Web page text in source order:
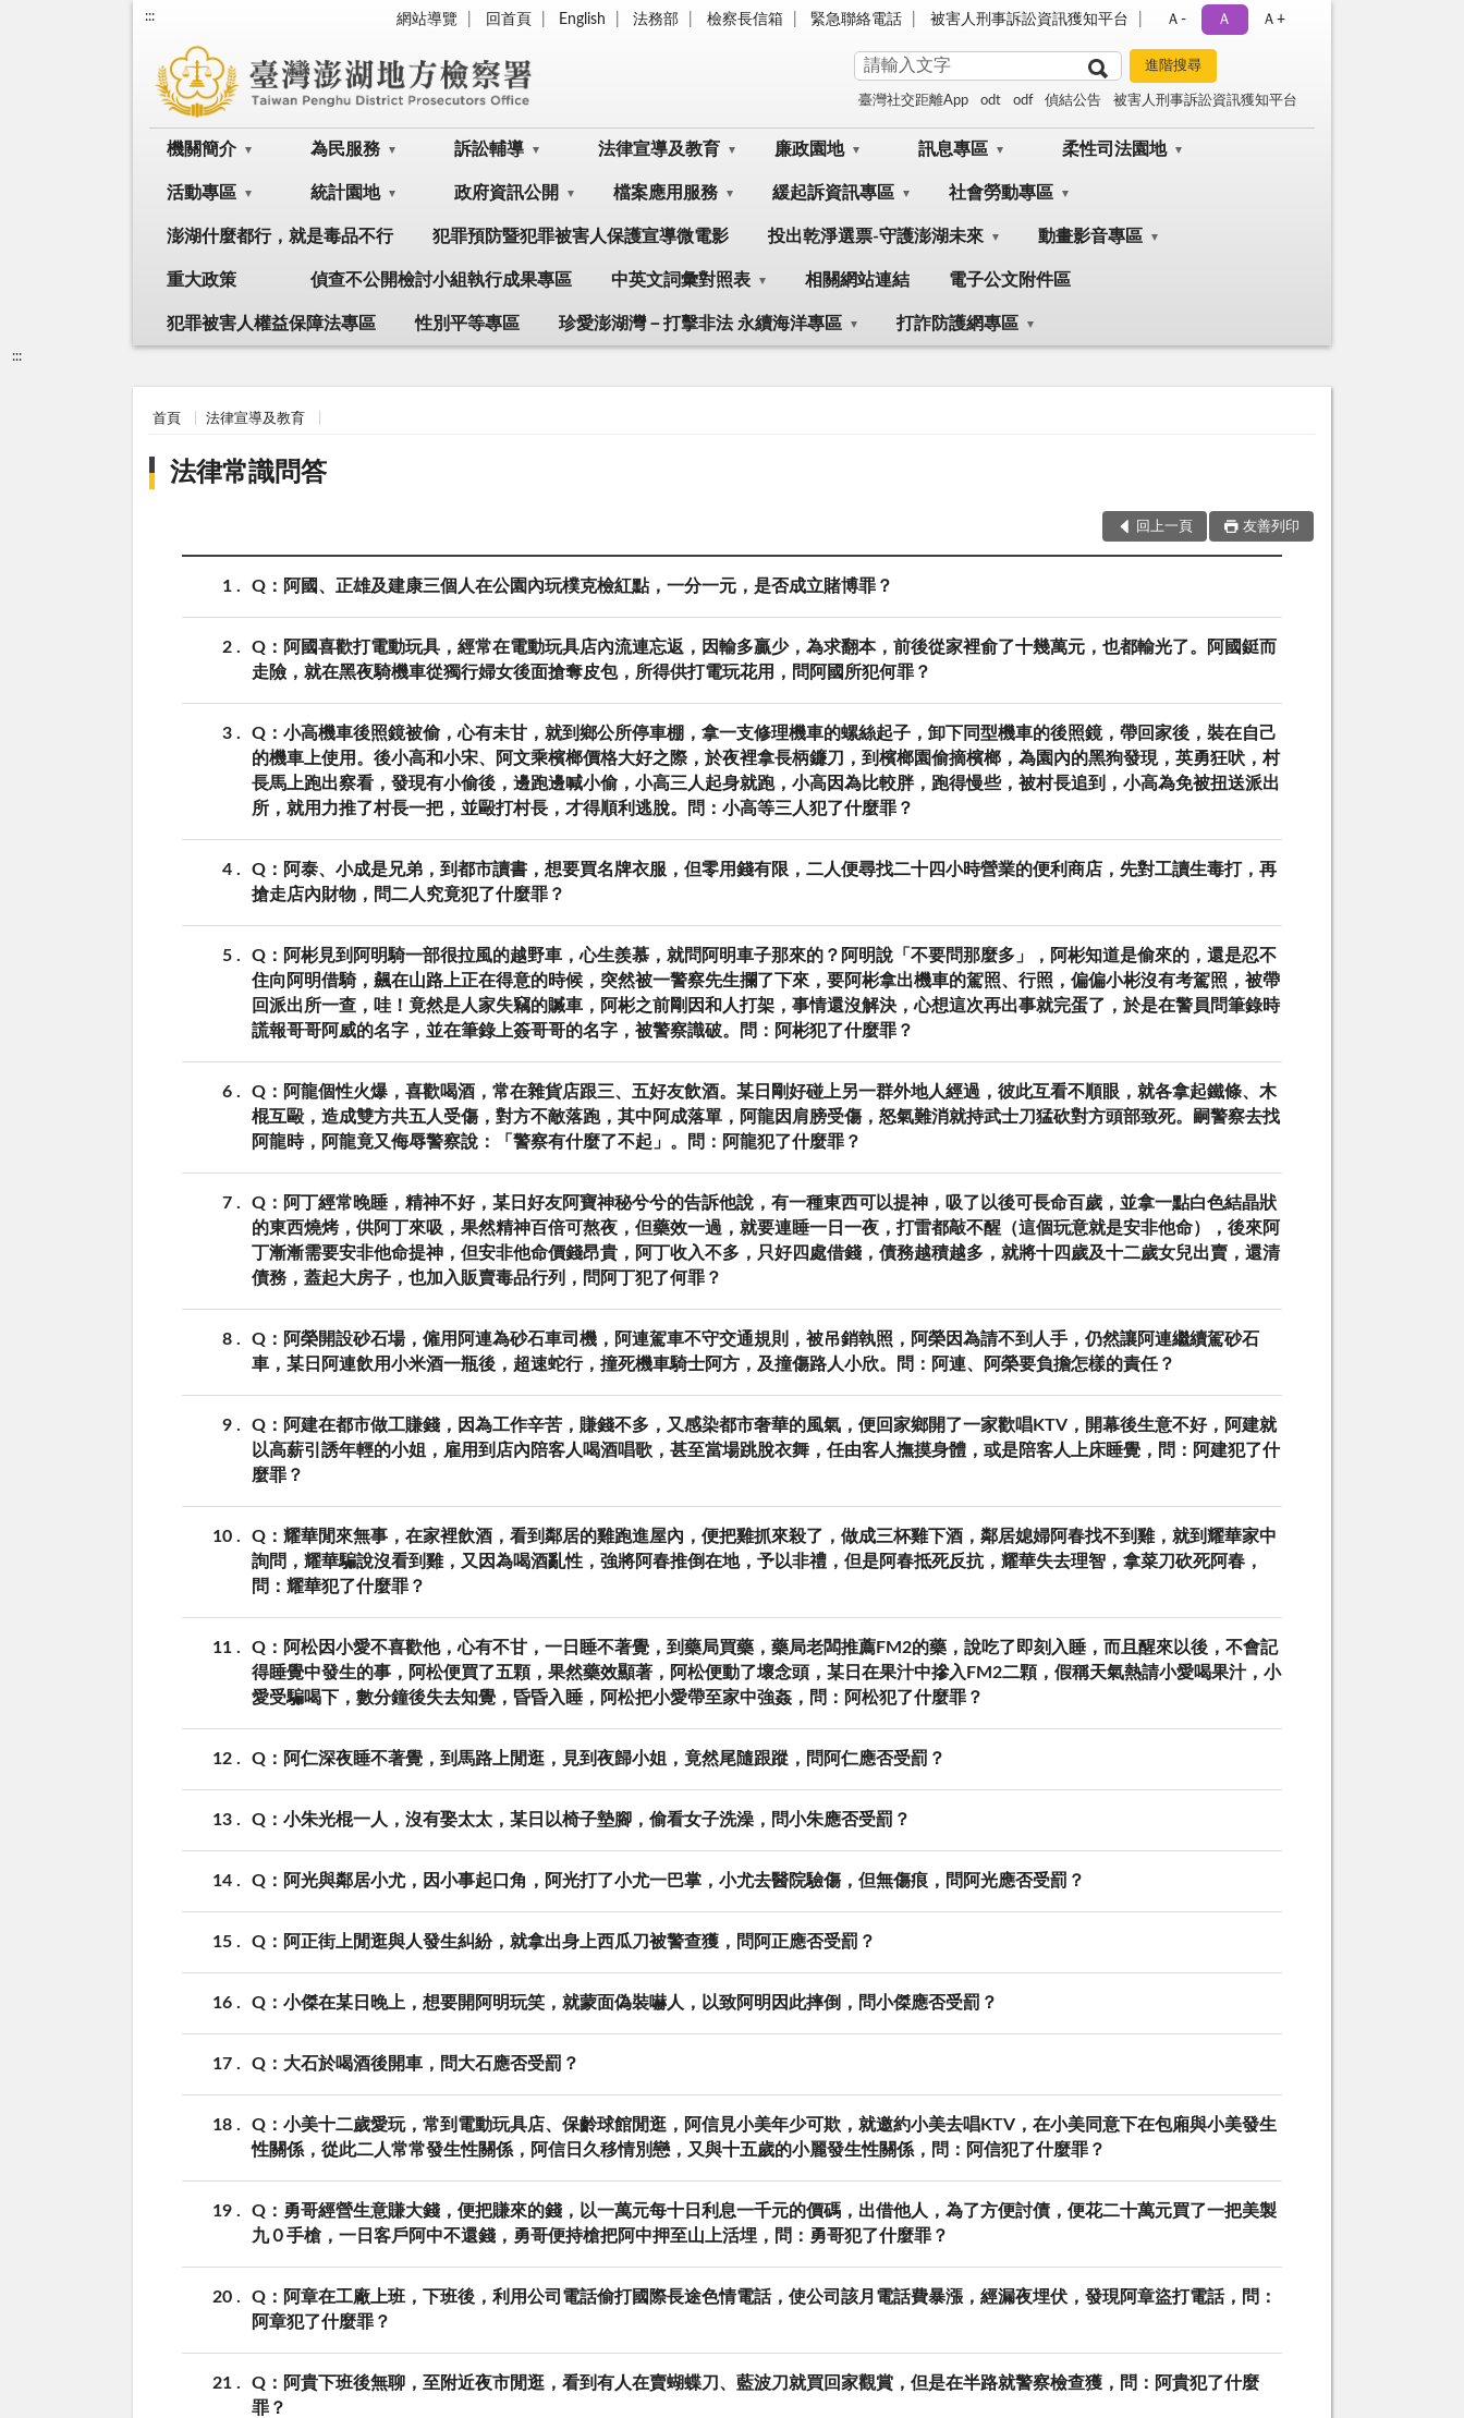
::: 網站導覽 回首頁 English 法務部 檢察長信箱 緊急聯絡電話 被害人刑事訴訟資訊獲知平台 Ａ- Ａ Ａ+
臺灣社交距離App odt odf 偵結公告 被害人刑事訴訟資訊獲知平台
機關簡介 為民服務 訴訟輔導 法律宣導及教育 廉政園地 訊息專區 柔性司法園地
活動專區 統計園地 政府資訊公開 檔案應用服務 緩起訴資訊專區 社會勞動專區
澎湖什麼都行，就是毒品不行 犯罪預防暨犯罪被害人保護宣導微電影 投出乾淨選票-守護澎湖未來 動畫影音專區
重大政策 偵查不公開檢討小組執行成果專區 中英文詞彙對照表 相關網站連結 電子公文附件區
犯罪被害人權益保障法專區 性別平等專區 珍愛澎湖灣－打擊非法 永續海洋專區 打詐防護網專區
:::
首頁 法律宣導及教育
法律常識問答
回上一頁 友善列印
1 Q：阿國、正雄及建康三個人在公園內玩樸克檢紅點，一分一元，是否成立賭博罪？
2
Q：阿國喜歡打電動玩具，經常在電動玩具店內流連忘返，因輸多贏少，為求翻本，前後從家裡俞了十幾萬元，也都輸光了。阿國鋌而
走險，就在黑夜騎機車從獨行婦女後面搶奪皮包，所得供打電玩花用，問阿國所犯何罪？
3
Q：小高機車後照鏡被偷，心有未甘，就到鄉公所停車棚，拿一支修理機車的螺絲起子，卸下同型機車的後照鏡，帶回家後，裝在自己
的機車上使用。後小高和小宋、阿文乘檳榔價格大好之際，於夜裡拿長柄鐮刀，到檳榔園偷摘檳榔，為園內的黑狗發現，英勇狂吠，村
長馬上跑出察看，發現有小偷後，邊跑邊喊小偷，小高三人起身就跑，小高因為比較胖，跑得慢些，被村長追到，小高為免被扭送派出
所，就用力推了村長一把，並毆打村長，才得順利逃脫。問：小高等三人犯了什麼罪？
4
Q：阿泰、小成是兄弟，到都市讀書，想要買名牌衣服，但零用錢有限，二人便尋找二十四小時營業的便利商店，先對工讀生毒打，再
搶走店內財物，問二人究竟犯了什麼罪？
5
Q：阿彬見到阿明騎一部很拉風的越野車，心生羨慕，就問阿明車子那來的？阿明說「不要問那麼多」，阿彬知道是偷來的，還是忍不
住向阿明借騎，飆在山路上正在得意的時候，突然被一警察先生攔了下來，要阿彬拿出機車的駕照、行照，偏偏小彬沒有考駕照，被帶
回派出所一查，哇！竟然是人家失竊的贓車，阿彬之前剛因和人打架，事情還沒解決，心想這次再出事就完蛋了，於是在警員問筆錄時
謊報哥哥阿威的名字，並在筆錄上簽哥哥的名字，被警察識破。問：阿彬犯了什麼罪？
6
Q：阿龍個性火爆，喜歡喝酒，常在雜貨店跟三、五好友飲酒。某日剛好碰上另一群外地人經過，彼此互看不順眼，就各拿起鐵條、木
棍互毆，造成雙方共五人受傷，對方不敵落跑，其中阿成落單，阿龍因肩膀受傷，怒氣難消就持武士刀猛砍對方頭部致死。嗣警察去找
阿龍時，阿龍竟又侮辱警察說：「警察有什麼了不起」。問：阿龍犯了什麼罪？
7
Q：阿丁經常晚睡，精神不好，某日好友阿寶神秘兮兮的告訴他說，有一種東西可以提神，吸了以後可長命百歲，並拿一點白色結晶狀
的東西燒烤，供阿丁來吸，果然精神百倍可熬夜，但藥效一過，就要連睡一日一夜，打雷都敲不醒（這個玩意就是安非他命），後來阿
丁漸漸需要安非他命提神，但安非他命價錢昂貴，阿丁收入不多，只好四處借錢，債務越積越多，就將十四歲及十二歲女兒出賣，還清
債務，蓋起大房子，也加入販賣毒品行列，問阿丁犯了何罪？
8
Q：阿榮開設砂石場，僱用阿連為砂石車司機，阿連駕車不守交通規則，被吊銷執照，阿榮因為請不到人手，仍然讓阿連繼續駕砂石
車，某日阿連飲用小米酒一瓶後，超速蛇行，撞死機車騎士阿方，及撞傷路人小欣。問：阿連、阿榮要負擔怎樣的責任？
9
Q：阿建在都市做工賺錢，因為工作辛苦，賺錢不多，又感染都市奢華的風氣，便回家鄉開了一家歡唱KTV，開幕後生意不好，阿建就
以高薪引誘年輕的小姐，雇用到店內陪客人喝酒唱歌，甚至當場跳脫衣舞，任由客人撫摸身體，或是陪客人上床睡覺，問：阿建犯了什
麼罪？
10
Q：耀華閒來無事，在家裡飲酒，看到鄰居的雞跑進屋內，便把雞抓來殺了，做成三杯雞下酒，鄰居媳婦阿春找不到雞，就到耀華家中
詢問，耀華騙說沒看到雞，又因為喝酒亂性，強將阿春推倒在地，予以非禮，但是阿春抵死反抗，耀華失去理智，拿菜刀砍死阿春，
問：耀華犯了什麼罪？
11
Q：阿松因小愛不喜歡他，心有不甘，一日睡不著覺，到藥局買藥，藥局老闆推薦FM2的藥，說吃了即刻入睡，而且醒來以後，不會記
得睡覺中發生的事，阿松便買了五顆，果然藥效顯著，阿松便動了壞念頭，某日在果汁中摻入FM2二顆，假稱天氣熱請小愛喝果汁，小
愛受騙喝下，數分鐘後失去知覺，昏昏入睡，阿松把小愛帶至家中強姦，問：阿松犯了什麼罪？
12 Q：阿仁深夜睡不著覺，到馬路上閒逛，見到夜歸小姐，竟然尾隨跟蹤，問阿仁應否受罰？
13 Q：小朱光棍一人，沒有娶太太，某日以椅子墊腳，偷看女子洗澡，問小朱應否受罰？
14 Q：阿光與鄰居小尤，因小事起口角，阿光打了小尤一巴掌，小尤去醫院驗傷，但無傷痕，問阿光應否受罰？
15 Q：阿正街上閒逛與人發生糾紛，就拿出身上西瓜刀被警查獲，問阿正應否受罰？
16 Q：小傑在某日晚上，想要開阿明玩笑，就蒙面偽裝嚇人，以致阿明因此摔倒，問小傑應否受罰？
17 Q：大石於喝酒後開車，問大石應否受罰？
18
Q：小美十二歲愛玩，常到電動玩具店、保齡球館閒逛，阿信見小美年少可欺，就邀約小美去唱KTV，在小美同意下在包廂與小美發生
性關係，從此二人常常發生性關係，阿信日久移情別戀，又與十五歲的小麗發生性關係，問：阿信犯了什麼罪？
19
Q：勇哥經營生意賺大錢，便把賺來的錢，以一萬元每十日利息一千元的價碼，出借他人，為了方便討債，便花二十萬元買了一把美製
九０手槍，一日客戶阿中不還錢，勇哥便持槍把阿中押至山上活埋，問：勇哥犯了什麼罪？
20
Q：阿章在工廠上班，下班後，利用公司電話偷打國際長途色情電話，使公司該月電話費暴漲，經漏夜埋伏，發現阿章盜打電話，問：
阿章犯了什麼罪？
21
Q：阿貴下班後無聊，至附近夜市閒逛，看到有人在賣蝴蝶刀、藍波刀就買回家觀賞，但是在半路就警察檢查獲，問：阿貴犯了什麼
罪？